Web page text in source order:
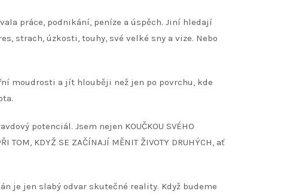
práce, podnikání, peníze a úspěch. Jiní hledají
strach, úzkosti, touhy, své velké sny a vize. Nebo
moudrosti a jít hlouběji než jen po povrchu, kde
potenciál. Jsem nejen KOUČKOU SVÉHO
TOM, KDYŽ SE ZAČÍNAJÍ MĚNIT ŽIVOTY DRUHÝCH, ať
je jen slabý odvar skutečné reality. Když budeme